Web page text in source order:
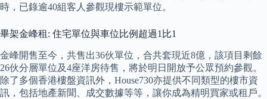
時，已錄逾40組客人參觀現樓示範單位。
畢架金峰租: 住宅單位與車位比例超過1比1
金峰開售至今，共售出36伙單位，合共套現近8億，該項目剩餘
26伙分層單位及4座洋房待售，將於明日開放予公眾預約參觀。
除了多個香港樓盤資訊外，House730亦提供不同類型的樓市資
訊，包括地產新聞、成交數據等等，讓你成為精明買家或租戶。